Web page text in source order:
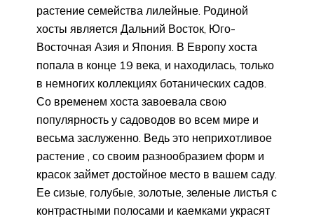
растение семейства лилейные. Родиной
хосты является Дальний Восток, Юго-
Восточная Азия и Япония. В Европу хоста
попала в конце 19 века, и находилась, только
в немногих коллекциях ботанических садов.
Со временем хоста завоевала свою
популярность у садоводов во всем мире и
весьма заслуженно. Ведь это неприхотливое
растение , со своим разнообразием форм и
красок займет достойное место в вашем саду.
Ее сизые, голубые, золотые, зеленые листья с
контрастными полосами и каемками украсят